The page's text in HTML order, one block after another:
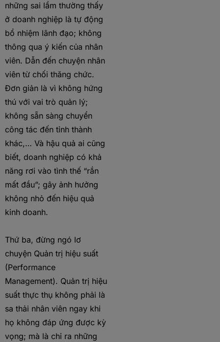
những sai lầm thường thấy
ở doanh nghiệp là tự động
bổ nhiệm lãnh đạo; không
thông qua ý kiến của nhân
viên. Dẫn đến chuyện nhân
viên từ chối thăng chức.
Đơn giản là vì không hứng
thú với vai trò quản lý;
không sẵn sàng chuyển
công tác đến tỉnh thành
khác,… Và hậu quả ai cũng
biết, doanh nghiệp có khả
năng rơi vào tình thế “rắn
mất đầu”; gây ảnh hưởng
không nhỏ đến hiệu quả
kinh doanh.
Thứ ba, đừng ngó lơ
chuyện Quản trị hiệu suất
(Performance
Management). Quản trị hiệu
suất thực thụ không phải là
sa thải nhân viên ngay khi
họ không đáp ứng được kỳ
vọng; mà là chỉ ra những